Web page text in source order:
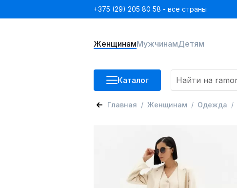
+375 (29) 205 80 58 - все страны
ЖенщинамМужчинамДетям
Каталог
Главная Женщинам Одежда